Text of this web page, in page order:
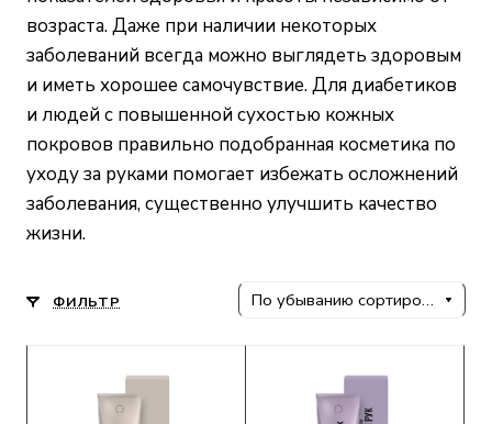
возраста. Даже при наличии некоторых
заболеваний всегда можно выглядеть здоровым
и иметь хорошее самочувствие. Для диабетиков
и людей с повышенной сухостью кожных
покровов правильно подобранная косметика по
уходу за руками помогает избежать осложнений
заболевания, существенно улучшить качество
жизни.
ФИЛЬТР По убыванию сортировки